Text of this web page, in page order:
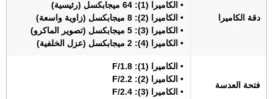
دقة الكاميرا
• الكاميرا (1): 64 ميجابكسل (رئيسية)
• الكاميرا (2): 8 ميجابكسل (زاوية واسعة)
• الكاميرا (3): 5 ميجابكسل (تصوير الماكرو)
• الكاميرا (4): 2 ميجابكسل (عزل الخلفية)
فتحة العدسة
• الكاميرا (1): F/1.8
• الكاميرا (2): F/2.2
• الكاميرا (3): F/2.4